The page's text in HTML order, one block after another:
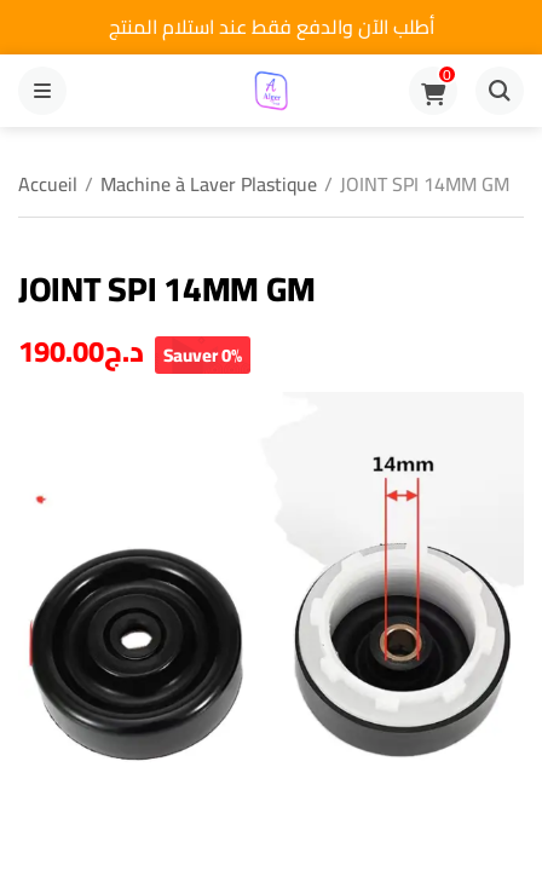
أطلب الآن والدفع فقط عند استلام المنتج
MENU
0
Accueil / Machine à Laver Plastique / JOINT SPI 14MM GM
JOINT SPI 14MM GM
د.ج190.00 Sauver 0%